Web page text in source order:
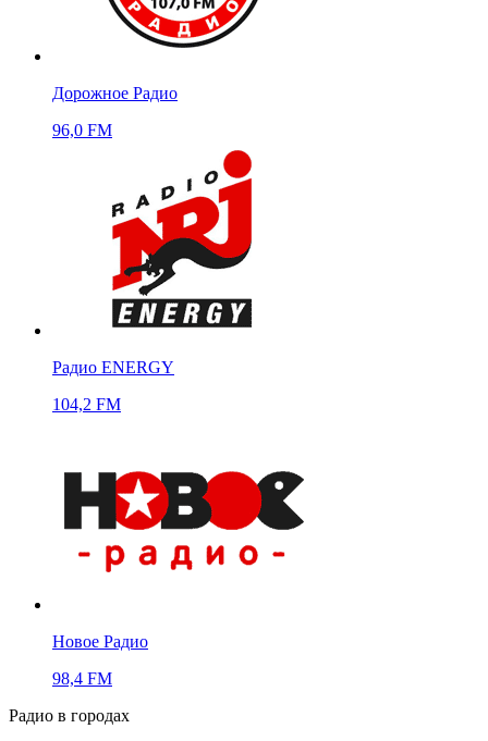
Дорожное Радио
96,0 FM
Радио ENERGY
104,2 FM
Новое Радио
98,4 FM
Радио в городах